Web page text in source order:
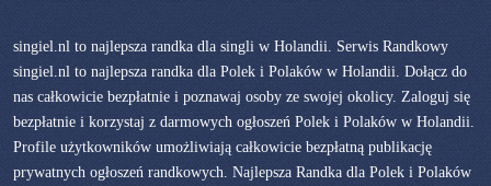
singiel.nl to najlepsza randka dla singli w Holandii. Serwis Randkowy
singiel.nl to najlepsza randka dla Polek i Polaków w Holandii. Dołącz do
nas całkowicie bezpłatnie i poznawaj osoby ze swojej okolicy. Zaloguj się
bezpłatnie i korzystaj z darmowych ogłoszeń Polek i Polaków w Holandii.
Profile użytkowników umożliwiają całkowicie bezpłatną publikację
prywatnych ogłoszeń randkowych. Najlepsza Randka dla Polek i Polaków